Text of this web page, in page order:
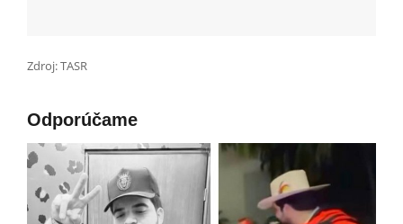
Zdroj: TASR
Odporúčame